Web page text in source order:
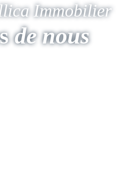
Immobilier
de nous